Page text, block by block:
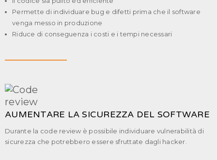
Permette di individuare bug e difetti prima che il software
venga messo in produzione
Riduce di conseguenza i costi e i tempi necessari
AUMENTARE LA SICUREZZA DEL SOFTWARE
Durante la code review è possibile individuare vulnerabilità di
sicurezza che potrebbero essere sfruttate dagli hacker.